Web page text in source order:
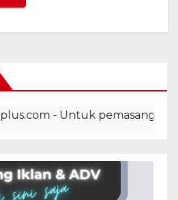
- Untuk pemasangan iklan,